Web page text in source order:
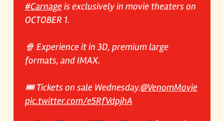
#Carnageis exclusively in movie theaters on
OCTOBER 1.
🍿 Experience it in 3D, premium large
formats, and IMAX.
🎟 Tickets on sale Wednesday.@VenomMovie
pic.twitter.com/e5RfVdpjhA